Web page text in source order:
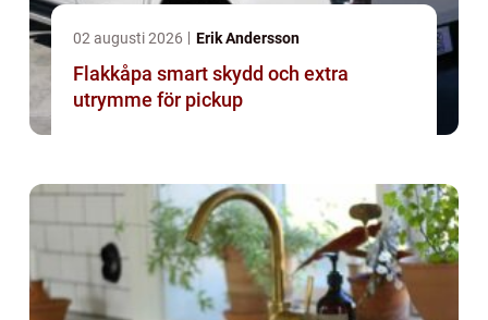
02 augusti 2026 Erik Andersson
Flakkåpa smart skydd och extra
utrymme för pickup